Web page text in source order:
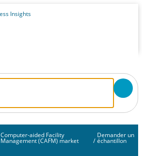
Computer-aided Facility
Management (CAFM) market /
Demander un
échantillon